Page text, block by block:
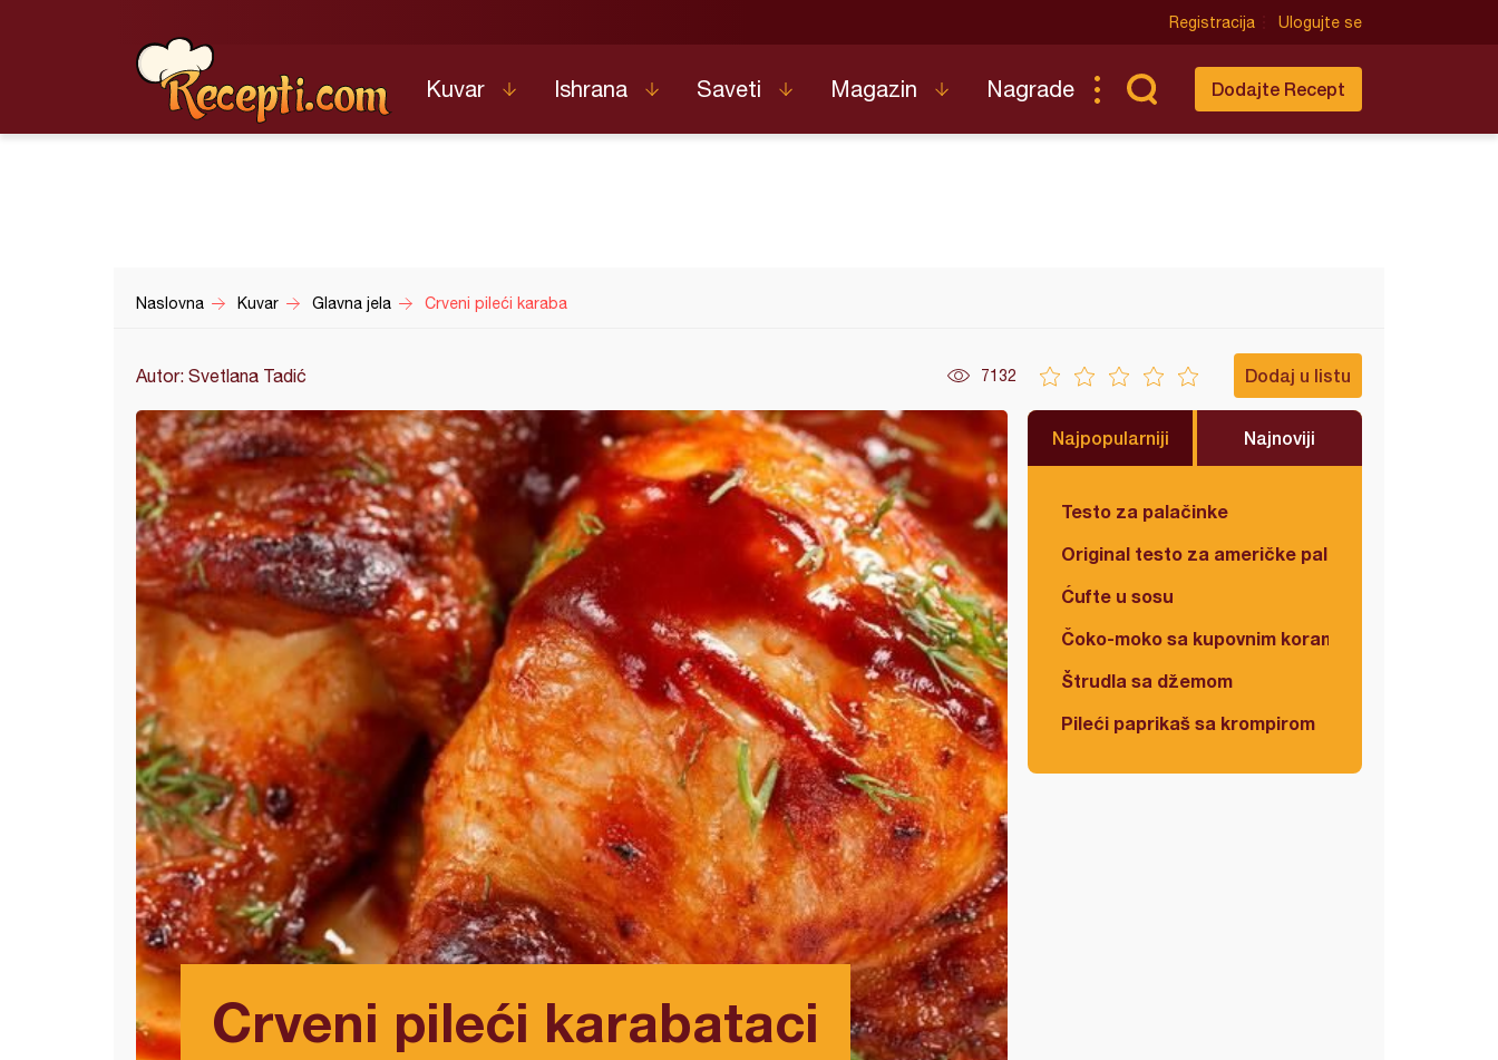
Registracija Ulogujte se
Kuvar Ishrana Saveti Magazin Nagrade Dodajte Recept
Naslovna Kuvar Glavna jela Crveni pileći karaba
Autor: Svetlana Tadić 7132 Dodaj u listu
Crveni pileći karabataci
Najpopularniji Najnoviji
Testo za palačinke
Original testo za američke palačinke
Ćufte u sosu
Čoko-moko sa kupovnim korama
Štrudla sa džemom
Pileći paprikaš sa krompirom